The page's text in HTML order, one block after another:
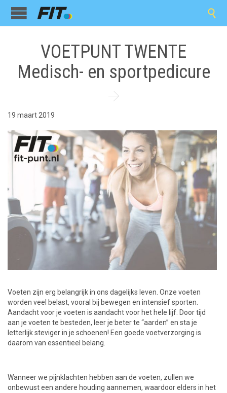

VOETPUNT TWENTE
Medisch- en sportpedicure

19 maart 2019
Voeten zijn erg belangrijk in ons dagelijks leven. Onze voeten
worden veel belast, vooral bij bewegen en intensief sporten.
Aandacht voor je voeten is aandacht voor het hele lijf. Door tijd
aan je voeten te besteden, leer je beter te “aarden” en sta je
letterlijk steviger in je schoenen! Een goede voetverzorging is
daarom van essentieel belang.
Wanneer we pijnklachten hebben aan de voeten, zullen we
onbewust een andere houding aannemen, waardoor elders in het